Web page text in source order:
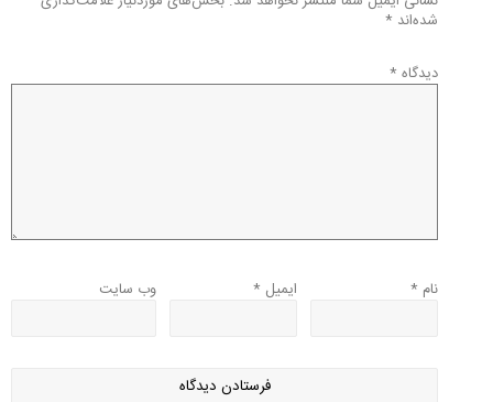
شده‌اند *
دیدگاه *
نام * ایمیل * وب‌ سایت